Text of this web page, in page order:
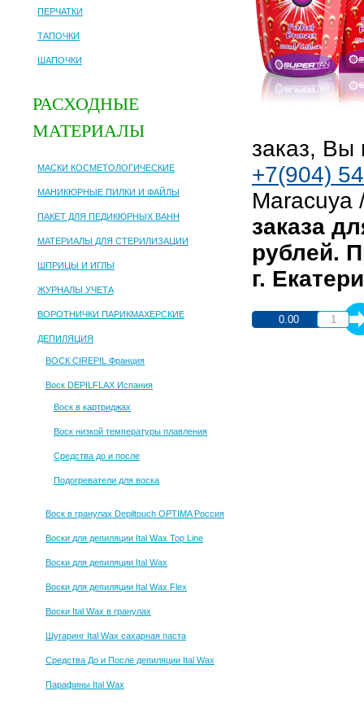
ПЕРЧАТКИ
ТАПОЧКИ
ШАПОЧКИ
РАСХОДНЫЕ
МАТЕРИАЛЫ
МАСКИ КОСМЕТОЛОГИЧЕСКИЕ
МАНИКЮРНЫЕ ПИЛКИ И ФАЙЛЫ
ПАКЕТ ДЛЯ ПЕДИКЮРНЫХ ВАНН
МАТЕРИАЛЫ ДЛЯ СТЕРИЛИЗАЦИИ
ШПРИЦЫ И ИГЛЫ
ЖУРНАЛЫ УЧЕТА
ВОРОТНИЧКИ ПАРИКМАХЕРСКИЕ
ДЕПИЛЯЦИЯ
ВОСК CIREPIL Франция
Воск DEPILFLAX Испания
Воск в картриджах
Воск низкой температуры плавления
Средства до и после
Подогреватели для воска
Воск в гранулах Depiltouch OPTIMA Россия
Воски для депиляции Ital Wax Top Line
Воски для депиляции Ital Wax
Воски для депиляции Ital Wax Flex
Воски Ital Wax в гранулах
Шугаринг Ital Wax сахарная паста
Средства До и После депиляции Ital Wax
Парафины Ital Wax
заказ,
+7(904)
Maracuya
заказа
рублей.
г.
0.00